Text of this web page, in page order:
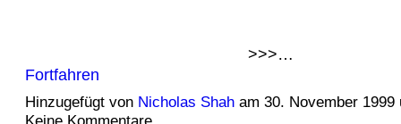
>>>…
Fortfahren
Hinzugefügt von Nicholas Shaham 30. November